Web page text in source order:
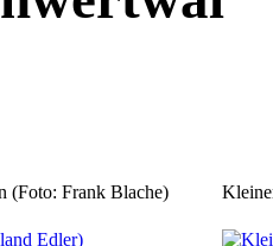
(Foto: Frank Blache)